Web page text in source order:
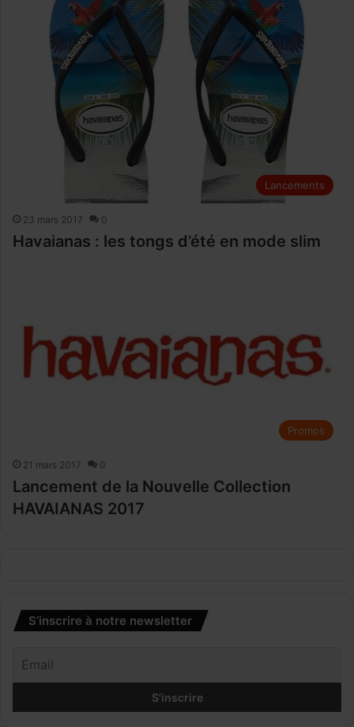
Lancements
23 mars 2017 0
Havaianas : les tongs d’été en mode slim
Promos
21 mars 2017 0
Lancement de la Nouvelle Collection
HAVAIANAS 2017
S’inscrire à notre newsletter